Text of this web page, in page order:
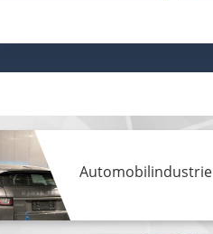
Automobilindustrie